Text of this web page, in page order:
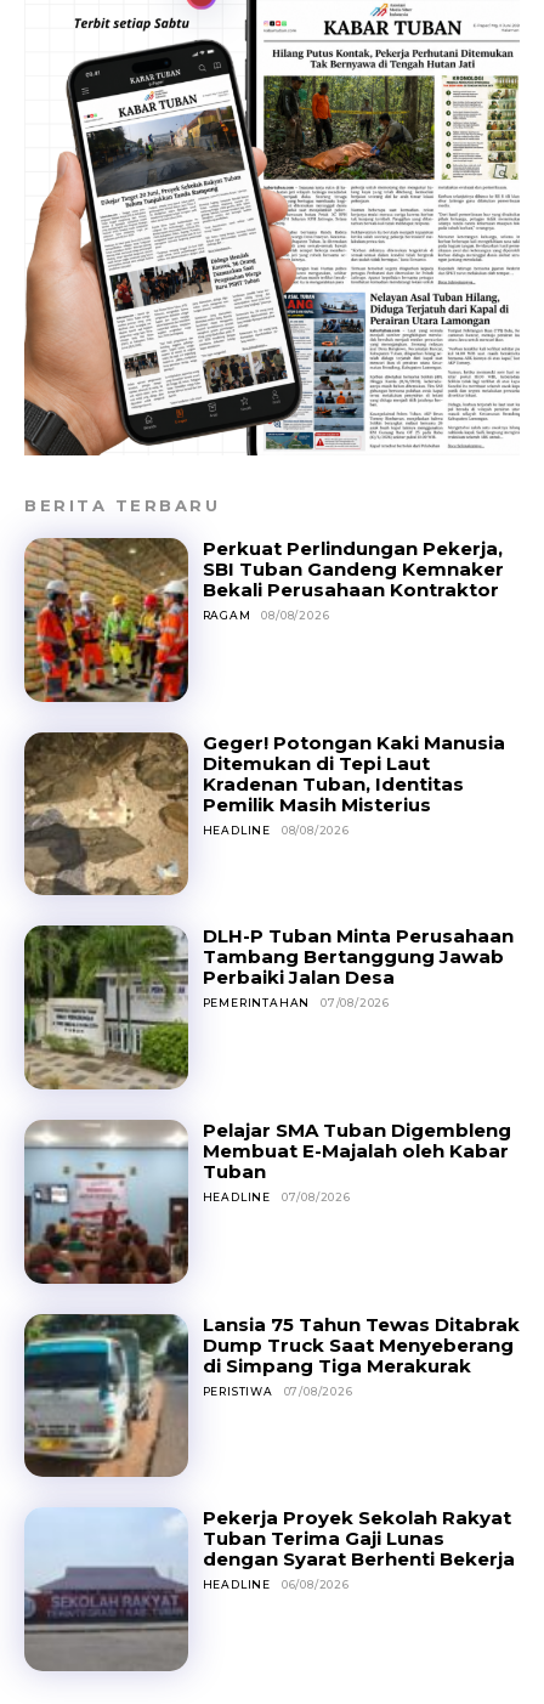
BERITA TERBARU
Perkuat Perlindungan Pekerja,
SBI Tuban Gandeng Kemnaker
Bekali Perusahaan Kontraktor
RAGAM 08/08/2026
Geger! Potongan Kaki Manusia
Ditemukan di Tepi Laut
Kradenan Tuban, Identitas
Pemilik Masih Misterius
HEADLINE 08/08/2026
DLH-P Tuban Minta Perusahaan
Tambang Bertanggung Jawab
Perbaiki Jalan Desa
PEMERINTAHAN 07/08/2026
Pelajar SMA Tuban Digembleng
Membuat E-Majalah oleh Kabar
Tuban
HEADLINE 07/08/2026
Lansia 75 Tahun Tewas Ditabrak
Dump Truck Saat Menyeberang
di Simpang Tiga Merakurak
PERISTIWA 07/08/2026
Pekerja Proyek Sekolah Rakyat
Tuban Terima Gaji Lunas
dengan Syarat Berhenti Bekerja
HEADLINE 06/08/2026